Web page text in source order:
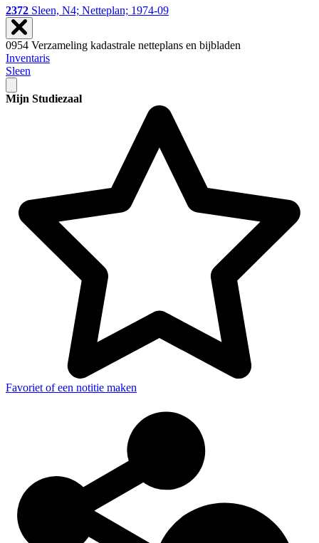
2372 Sleen, N4; Netteplan; 1974-09
0954 Verzameling kadastrale netteplans en bijbladen
Inventaris
Sleen
Mijn Studiezaal
Favoriet of een notitie maken